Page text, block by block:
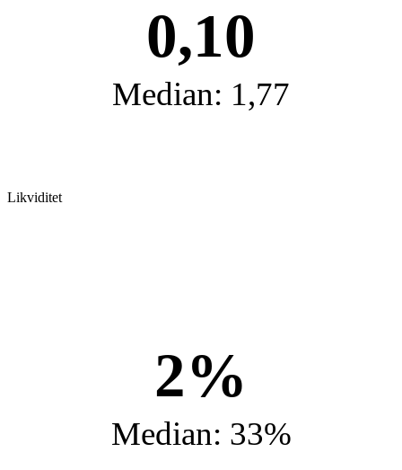
0,10
Median: 1,77
Likviditet
2%
Median: 33%